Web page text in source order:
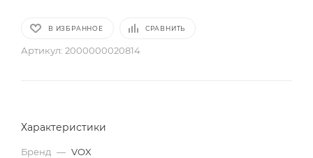
В ИЗБРАННОЕ СРАВНИТЬ
Артикул: 2000000020814
Характеристики
Бренд — VOX